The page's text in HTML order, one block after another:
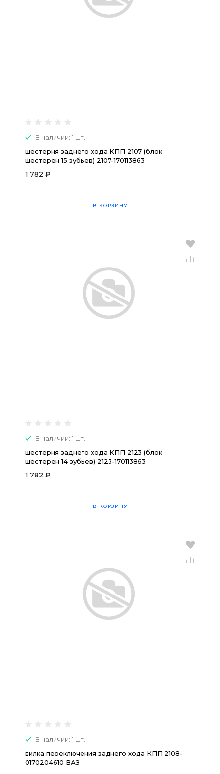
В наличии: 1 шт.
шестерня заднего хода КПП 2107 (блок
шестерен 15 зубьев) 2107-170113863
1 782 ₽
В КОРЗИНУ
В наличии: 1 шт.
шестерня заднего хода КПП 2123 (блок
шестерен 14 зубьев) 2123-170113863
1 782 ₽
В КОРЗИНУ
В наличии: 1 шт.
вилка переключения заднего хода КПП 2108-
0170204610 ВАЗ